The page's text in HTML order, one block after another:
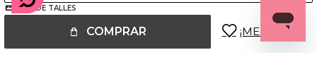
GUÍA DE TALLES
COMPRAR